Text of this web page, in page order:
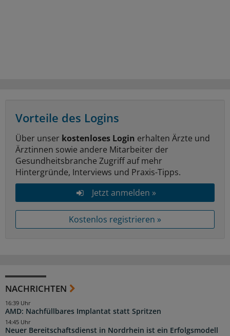
Vorteile des Logins
Über unser kostenloses Login erhalten Ärzte und
Ärztinnen sowie andere Mitarbeiter der
Gesundheitsbranche Zugriff auf mehr
Hintergründe, Interviews und Praxis-Tipps.
Jetzt anmelden »
Kostenlos registrieren »
NACHRICHTEN
AMD: Nachfüllbares Implantat statt Spritzen
16:39 Uhr
Neuer Bereitschaftsdienst in Nordrhein ist ein Erfolgsmodell
14:45 Uhr